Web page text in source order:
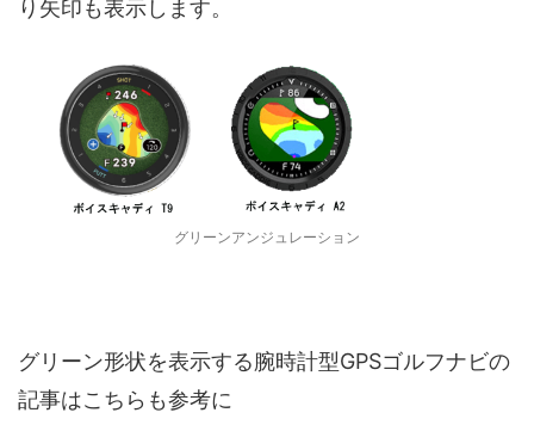
り矢印も表示します。
グリーンアンジュレーション
グリーン形状を表示する腕時計型GPSゴルフナビの
記事はこちらも参考に